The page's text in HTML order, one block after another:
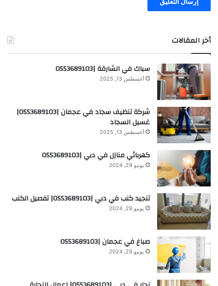
أخر المقالات
سباك في الشارقة |0553689103
أغسطس 13, 2025
شركة تنظيف سجاد في عجمان |0553689103|
غسيل السجاد
أغسطس 13, 2025
كهربائي منازل في دبي |0553689103
يونيو 29, 2024
تنجيد كنب في دبي |0553689103| تفصيل الكنب
يونيو 29, 2024
صباغ في عجمان |0553689103
يونيو 29, 2024